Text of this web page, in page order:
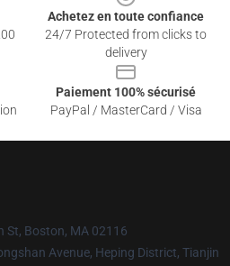
Achetez en toute confiance
24/7 Protected from clicks to
delivery
Paiement 100% sécurisé
PayPal / MasterCard / Visa
St, Boston, MA 02116
Avenue, Heping District, Tianjin